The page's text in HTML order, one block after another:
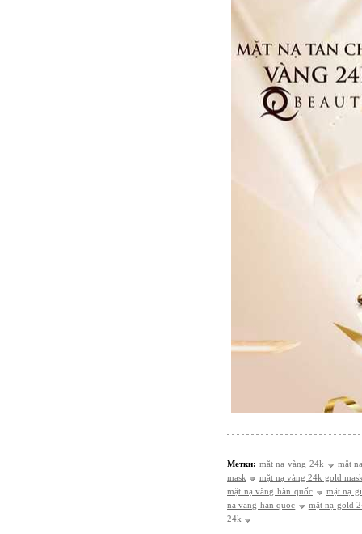
Метки: mặt nạ vàng 24k
mặt
mask
mặt nạ vàng 24k gold
mặt nạ vàng hàn quốc
mặt nạ
na vang han quoc
mặt nạ gold
24k